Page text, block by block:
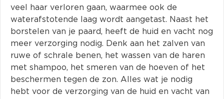
veel haar verloren gaan, waarmee ook de
waterafstotende laag wordt aangetast. Naast het
borstelen van je paard, heeft de huid en vacht nog
meer verzorging nodig. Denk aan het zalven van
ruwe of schrale benen, het wassen van de haren
met shampoo, het smeren van de hoeven of het
beschermen tegen de zon. Alles wat je nodig
hebt voor de verzorging van de huid en vacht van